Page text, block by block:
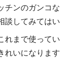
ンのガンコな
談してみては
れまで使って
いになります